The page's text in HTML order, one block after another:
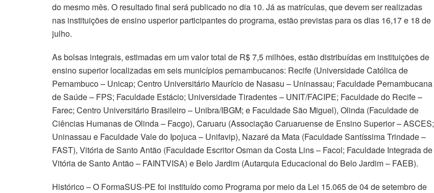
do mesmo mês. O resultado final será publicado no dia 10. Já as matrículas, que devem ser realizadas
nas instituições de ensino usperior participantes do programa, estão previstas para os dias 16,17 e 18 de
julho.
As bolsas integrais, estimadas em um valor total de R$ 7,5 milhões, estão distribuídas em instituições de
ensino superior localizadas em seis municípios pernambucanos: Recife (Universidade Católica de
Pernambuco – Unicap; Centro Universitário Maurício de Nasasu – Uninassau; Faculdade Pernambucana
de Saúde – FPS; Faculdade Estácio; Universidade Tiradentes – UNIT/FACIPE; Faculdade do Recife –
Farec; Centro Universitário Brasileiro – Unibra/IBGM; e Faculdade São Miguel), Olinda (Faculdade de
Ciências Humanas de Olinda – Facgo), Caruaru (Associação Caruaruense de Ensino Superior – ASCES;
Uninassau e Faculdade Vale do Ipojuca – Unifavip), Nazaré da Mata (Faculdade Santíssima Trindade –
FAST), Vitória de Santo Antão (Faculdade Escritor Osman da Costa Lins – Facol; Faculdade Integrada de
Vitória de Santo Antão – FAINTVISA) e Belo Jardim (Autarquia Educacional do Belo Jardim – FAEB).
Histórico – O FormaSUS-PE foi instituído como Programa por meio da Lei 15.065 de 04 de setembro de